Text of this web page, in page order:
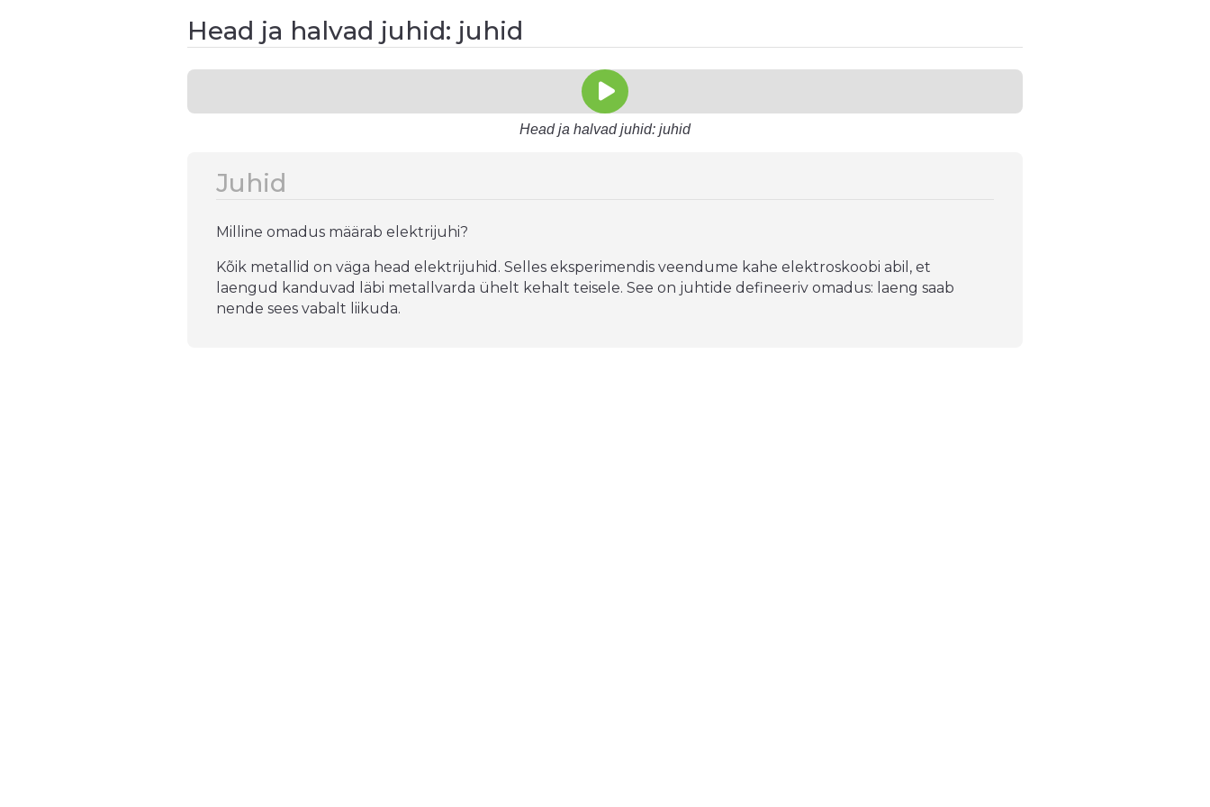
Head ja halvad juhid: juhid
Head ja halvad juhid: juhid
Juhid
Milline omadus määrab elektrijuhi?
Kõik metallid on väga head elektrijuhid. Selles eksperimendis veendume kahe elektroskoobi abil, et
laengud kanduvad läbi metallvarda ühelt kehalt teisele. See on juhtide defineeriv omadus: laeng saab
nende sees vabalt liikuda.